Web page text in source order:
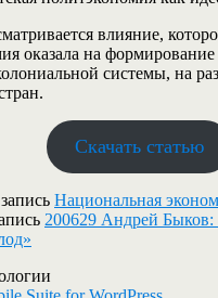
влияние,
оказала на
системы, на
Скачать статью
Национальная
200629 Андрей Быков: